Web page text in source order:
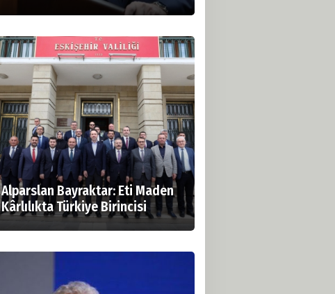
Alparslan Bayraktar: Eti Maden
Kârlılıkta Türkiye Birincisi